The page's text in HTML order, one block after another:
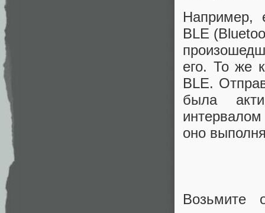
Например,
BLE
его. То же
BLE.
была
интервалом
оно
Возьмите